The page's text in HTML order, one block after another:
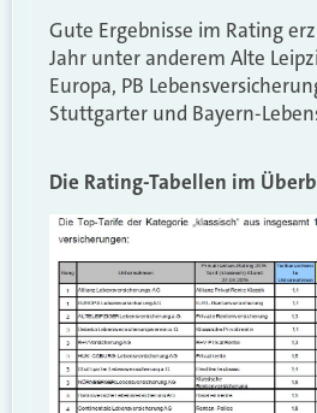
Gute Ergebnisse im Rating
Jahr unter anderem Alte
Europa, PB
Stuttgarter und Bayern-
Die Rating-Tabellen im